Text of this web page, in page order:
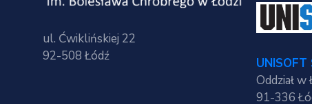
ul. Ćwiklińskiej 22
92-508 Łódź
UNISOFT
Oddział w
91-336